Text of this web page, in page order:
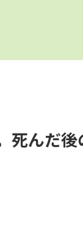
死んだ